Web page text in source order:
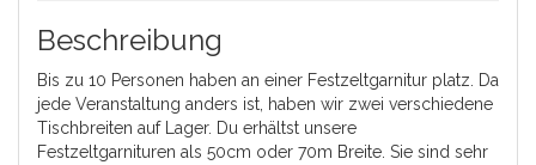
Beschreibung
Bis zu 10 Personen haben an einer Festzeltgarnitur platz. Da
jede Veranstaltung anders ist, haben wir zwei verschiedene
Tischbreiten auf Lager. Du erhältst unsere
Festzeltgarnituren als 50cm oder 70m Breite. Sie sind sehr